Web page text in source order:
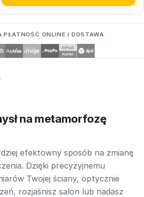
PŁATNOŚĆ ONLINE I DOSTAWA
na metamorfozę
efektowny sposób na zmianę
Dzięki precyzyjnemu
Twojej ściany, optycznie
rozjaśnisz salon lub nadasz